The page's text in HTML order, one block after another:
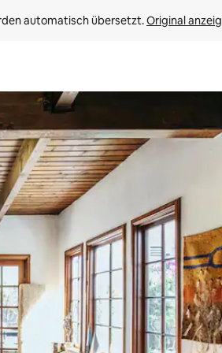
automatisch übersetzt. Original
unten oder erkunde die Ergebnisse